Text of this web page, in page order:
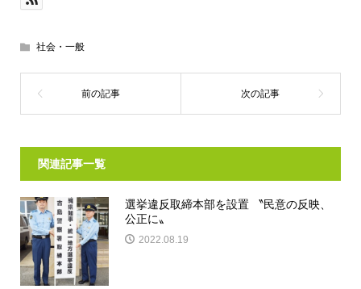
社会・一般
関連記事一覧
選挙違反取締本部を設置 〝民意の反映、
公正に〟
2022.08.19